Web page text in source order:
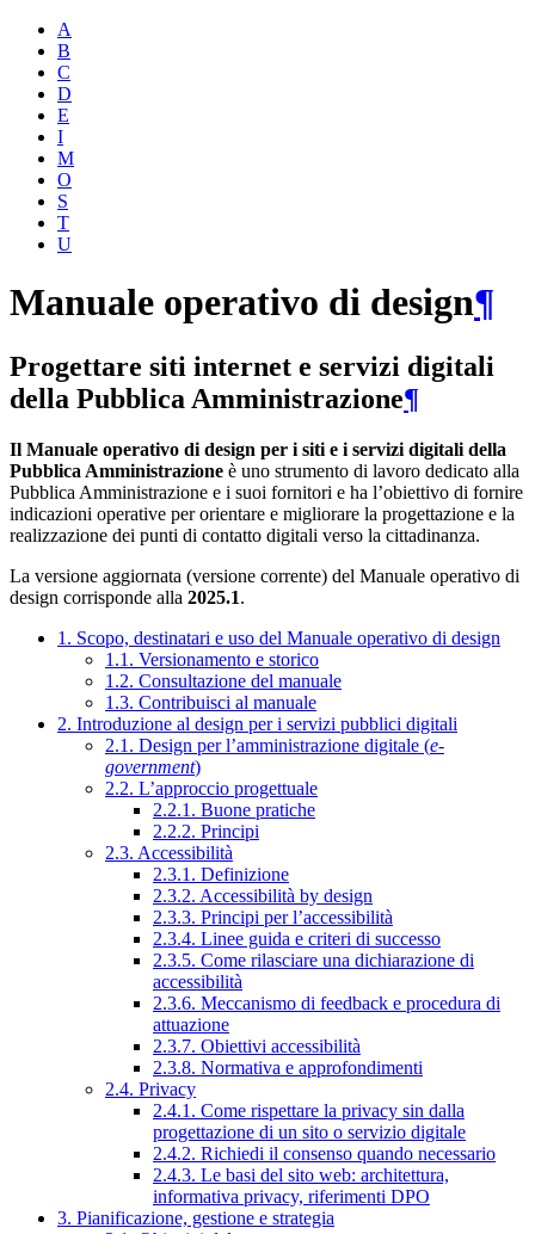
A
B
C
D
E
I
M
O
S
T
U
Manuale operativo di design¶
Progettare siti internet e servizi digitali
della Pubblica Amministrazione¶
Il Manuale operativo di design per i siti e i servizi digitali della
Pubblica Amministrazione è uno strumento di lavoro dedicato alla
Pubblica Amministrazione e i suoi fornitori e ha l’obiettivo di fornire
indicazioni operative per orientare e migliorare la progettazione e la
realizzazione dei punti di contatto digitali verso la cittadinanza.
La versione aggiornata (versione corrente) del Manuale operativo di
design corrisponde alla 2025.1.
1. Scopo, destinatari e uso del Manuale operativo di design
1.1. Versionamento e storico
1.2. Consultazione del manuale
1.3. Contribuisci al manuale
2. Introduzione al design per i servizi pubblici digitali
2.1. Design per l’amministrazione digitale (e-
government)
2.2. L’approccio progettuale
2.2.1. Buone pratiche
2.2.2. Principi
2.3. Accessibilità
2.3.1. Definizione
2.3.2. Accessibilità by design
2.3.3. Principi per l’accessibilità
2.3.4. Linee guida e criteri di successo
2.3.5. Come rilasciare una dichiarazione di
accessibilità
2.3.6. Meccanismo di feedback e procedura di
attuazione
2.3.7. Obiettivi accessibilità
2.3.8. Normativa e approfondimenti
2.4. Privacy
2.4.1. Come rispettare la privacy sin dalla
progettazione di un sito o servizio digitale
2.4.2. Richiedi il consenso quando necessario
2.4.3. Le basi del sito web: architettura,
informativa privacy, riferimenti DPO
3. Pianificazione, gestione e strategia